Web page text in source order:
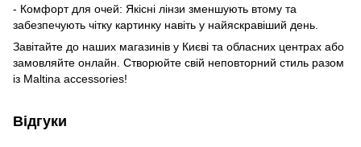
- Комфорт для очей: Якісні лінзи зменшують втому та
забезпечують чітку картинку навіть у найяскравіший день.
Завітайте до наших магазинів у Києві та обласних центрах або
замовляйте онлайн. Створюйте свій неповторний стиль разом
із Maltina accessories!
Відгуки